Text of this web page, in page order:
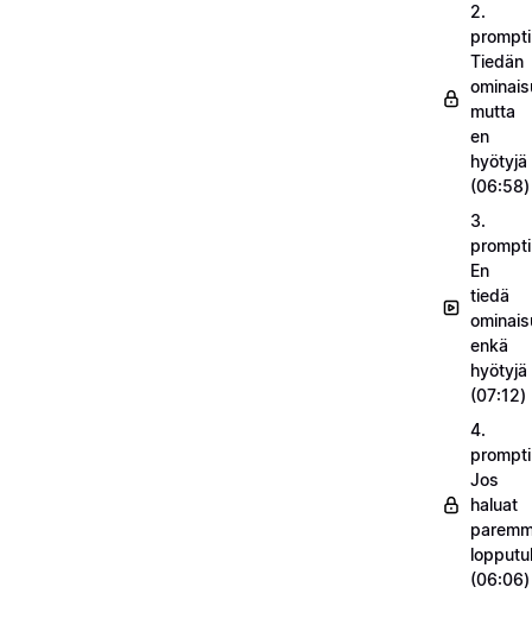
2.
Tiedän
mutta
en
hyötyjä
(06:58)
3.
En
tiedä
enkä
hyötyjä
(07:12)
4.
Jos
haluat
(06:06)